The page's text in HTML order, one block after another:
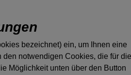
bezeichnet) ein, um Ihnen eine
notwendigen Cookies, die für die
Möglichkeit unten über den Button